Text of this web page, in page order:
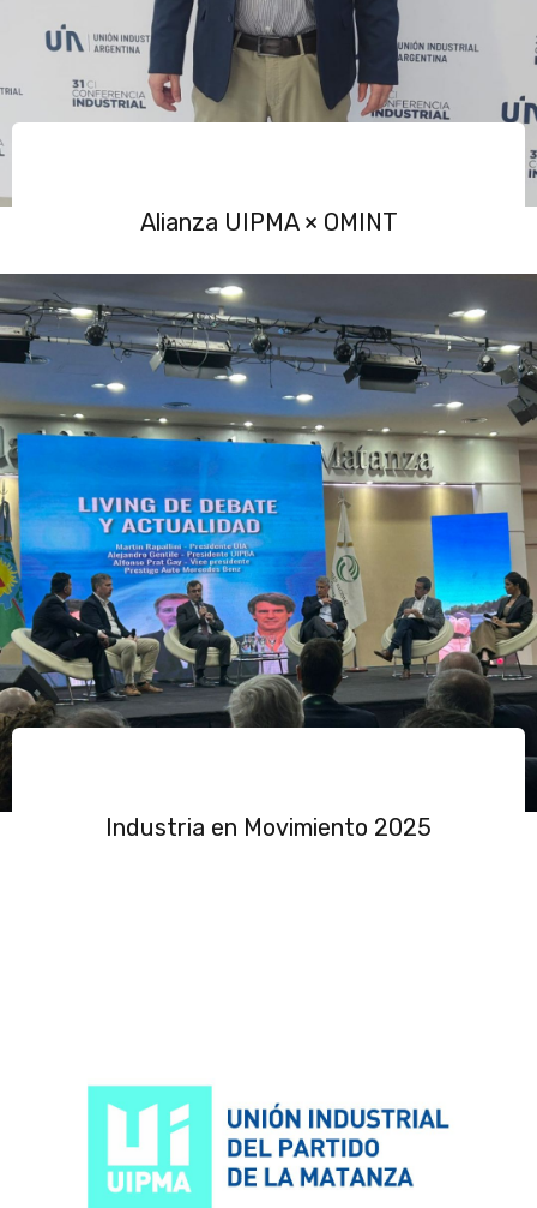
Alianza UIPMA × OMINT
Industria en Movimiento 2025